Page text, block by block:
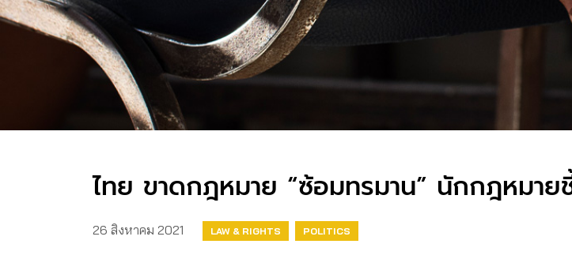
ไทย ขาดกฎหมาย “ซ้อมทรมาน” นักกฎหมา
26 สิงหาคม 2021 LAW & RIGHTS POLITICS